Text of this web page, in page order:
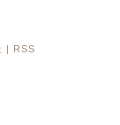
RSS